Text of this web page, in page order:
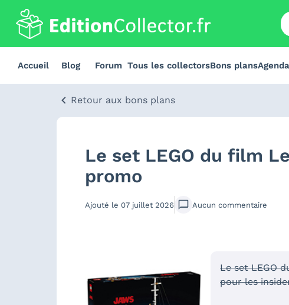
Accueil Blog Forum Tous les collectorsBons plans
Retour aux bons plans
Le set LEGO du film
promo
Ajouté le 07 juillet 2026 Aucun commentaire
Le set LEGO
pour les